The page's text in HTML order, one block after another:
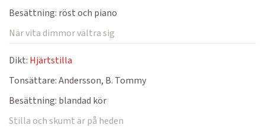
Besättning: röst och piano
När vita dimmor vältra sig
Dikt: Hjärtstilla
Tonsättare:Andersson, B. Tommy
Besättning: blandad kör
Stilla och skumt är på heden